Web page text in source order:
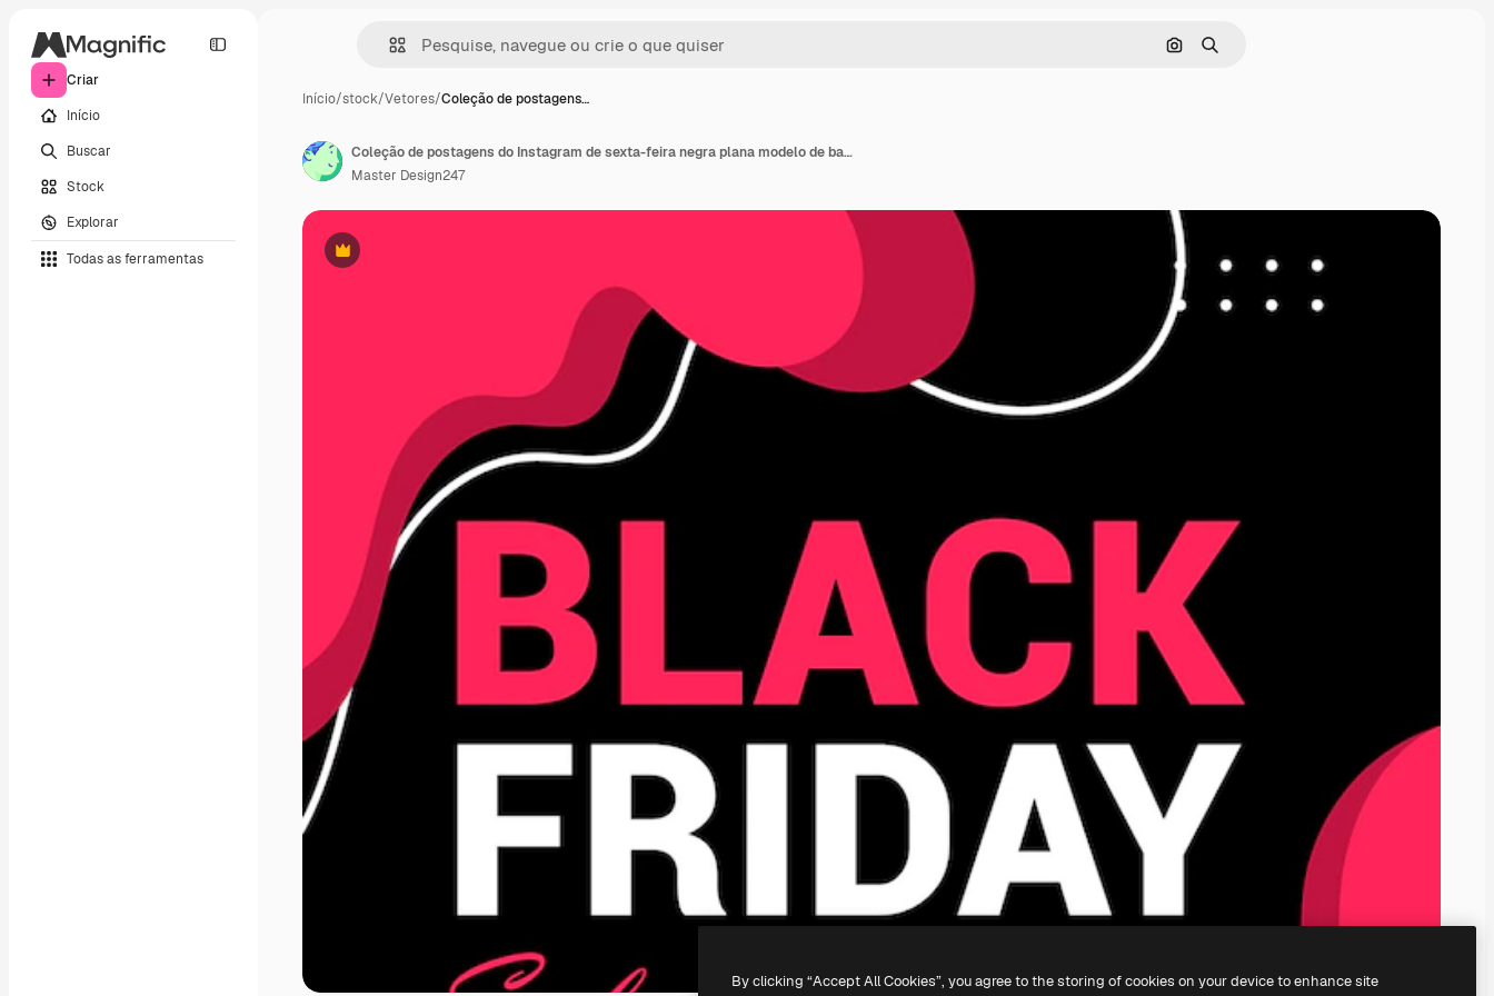
Criar
Início
Buscar
Stock
Explorar
Todas as ferramentas
Pesquisar por imagem
Buscar
Início/stock/Vetores/Coleção de postagens…
Premium
Coleção de postagens do Instagram de sexta-feira negra plana modelo de banner de mídia social de pós-venda do Instagram com inteligência
Master Design247
By clicking “Accept All Cookies”, you agree to the storing of cookies on your device to enhance site